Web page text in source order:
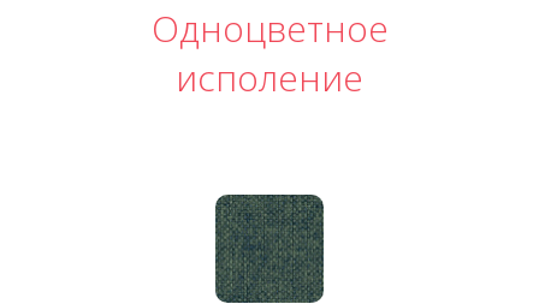
Одноцветное
исполение